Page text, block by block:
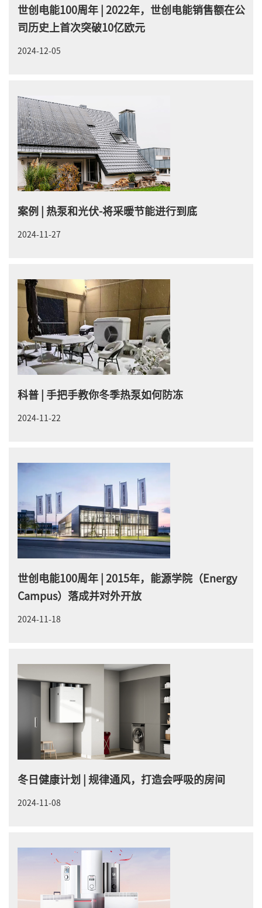
世创电能100周年 | 2022年，世创电能销售额在公
司历史上首次突破10亿欧元
2024-12-05
案例 | 热泵和光伏-将采暖节能进行到底
2024-11-27
科普 | 手把手教你冬季热泵如何防冻
2024-11-22
世创电能100周年 | 2015年，能源学院（Energy
Campus）落成并对外开放
2024-11-18
冬日健康计划 | 规律通风，打造会呼吸的房间
2024-11-08